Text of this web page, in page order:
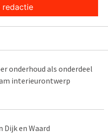
redactie
onderhoud als onderdeel
interieurontwerp
Dijk en Waard